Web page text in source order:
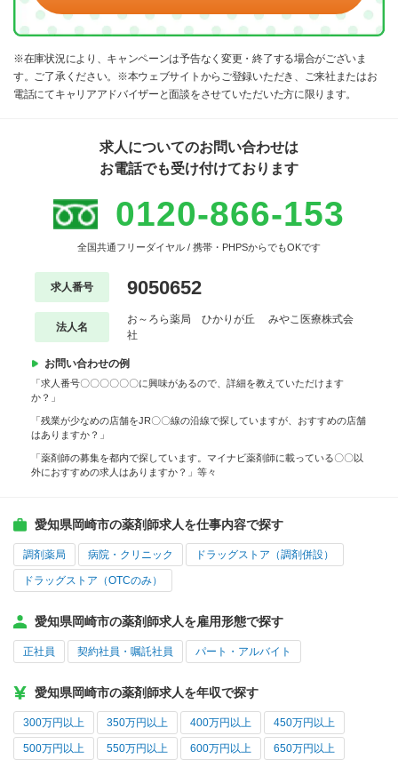
※在庫状況により、キャンペーンは予告なく変更・終了する場合がございま
す。ご了承ください。※本ウェブサイトからご登録いただき、ご来社またはお
電話にてキャリアアドバイザーと面談をさせていただいた方に限ります。
求人についてのお問い合わせは
お電話でも受け付けております
0120-866-153
全国共通フリーダイヤル / 携帯・PHPSからでもOKです
求人番号 9050652
法人名
お～ろら薬局 ひかりが丘 みやこ医療株式会
社
お問い合わせの例
「求人番号〇〇〇〇〇〇に興味があるので、詳細を教えていただけます
か？」
「残業が少なめの店舗をJR〇〇線の沿線で探していますが、おすすめの店舗
はありますか？」
「薬剤師の募集を都内で探しています。マイナビ薬剤師に載っている〇〇以
外におすすめの求人はありますか？」等々
愛知県岡崎市の薬剤師求人を仕事内容で探す
調剤薬局 病院・クリニック ドラッグストア（調剤併設）
ドラッグストア（OTCのみ）
愛知県岡崎市の薬剤師求人を雇用形態で探す
正社員 契約社員・嘱託社員 パート・アルバイト
愛知県岡崎市の薬剤師求人を年収で探す
300万円以上 350万円以上 400万円以上 450万円以上
500万円以上 550万円以上 600万円以上 650万円以上